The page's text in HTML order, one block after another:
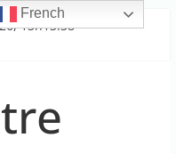
13h13:38
French